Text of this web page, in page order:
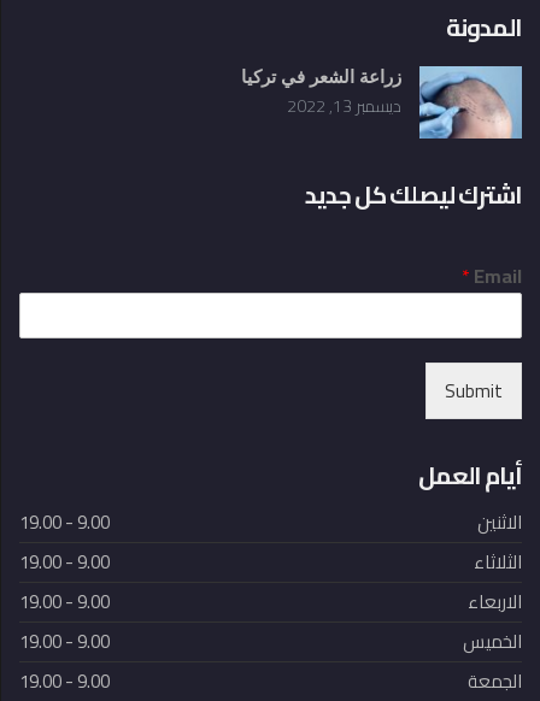
المدونة
زراعة الشعر في تركيا
ديسمبر 13, 2022
اشترك ليصلك كل جديد
Email
*
Submit
أيام العمل
الاثنين
9.00 - 19.00
الثلاثاء
9.00 - 19.00
الاربعاء
9.00 - 19.00
الخميس
9.00 - 19.00
الجمعة
9.00 - 19.00